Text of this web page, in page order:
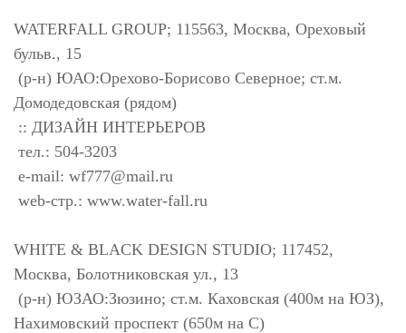
WATERFALL GROUP; 115563, Москва, Ореховый
бульв., 15
(р-н) ЮАО:Орехово-Борисово Северное; ст.м.
Домодедовская (рядом)
:: ДИЗАЙН ИНТЕРЬЕРОВ
тел.: 504-3203
e-mail: wf777@mail.ru
web-стр.: www.water-fall.ru
WHITE & BLACK DESIGN STUDIO; 117452,
Москва, Болотниковская ул., 13
(р-н) ЮЗАО:Зюзино; ст.м. Каховская (400м на ЮЗ),
Нахимовский проспект (650м на С)